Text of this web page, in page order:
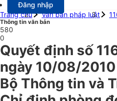
Đăng nhập
Trang chủ
Văn bản pháp luật
Thông tin văn bản
580
0
Quyết định số
ngày 10/08/
Bộ Thông tin và